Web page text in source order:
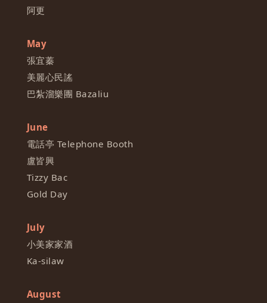
阿更
May
張宜蓁
美麗心民謠
巴紮溜樂團 Bazaliu
June
電話亭 Telephone Booth
盧皆興
Tizzy Bac
Gold Day
July
小美家家酒
Ka-silaw
August